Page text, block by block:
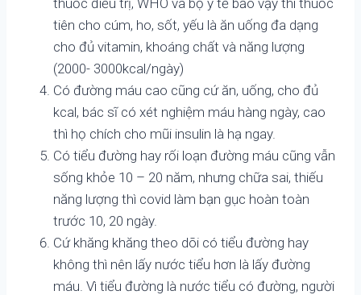
tiên cho cúm, ho, sốt, yếu là ăn uống đa dạng
cho đủ vitamin, khoáng chất và năng lượng
(2000- 3000kcal/ngày)
Có đường máu cao cũng cứ ăn, uống, cho đủ
kcal, bác sĩ có xét nghiệm máu hàng ngày, cao
thì họ chích cho mũi insulin là hạ ngay.
Có tiểu đường hay rối loạn đường máu cũng vẫn
sống khỏe 10 – 20 năm, nhưng chữa sai, thiếu
năng lượng thì covid làm bạn gục hoàn toàn
trước 10, 20 ngày.
Cứ khăng khăng theo dõi có tiểu đường hay
không thì nên lấy nước tiểu hơn là lấy đường
máu. Vì tiểu đường là nước tiểu có đường, người